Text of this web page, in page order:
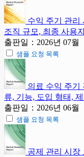
수익 주기 관리
조직 규모, 최종 사용
출판일：2026년 07월
샘플 요청 목록
의료 수익 주기
류, 기능, 도입 형태,
출판일：2026년 06월
샘플 요청 목록
공제 관리 시장